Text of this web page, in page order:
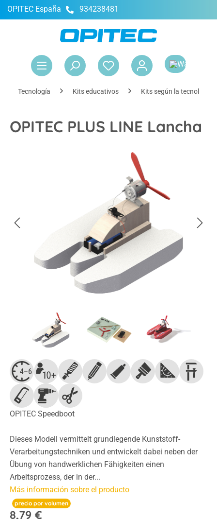
principal
OPITEC España 934238481
Tecnología Kits educativos Kits según la tecnología
OPITEC PLUS LINE Lancha
OPITEC Speedboot
Dieses Modell vermittelt grundlegende Kunststoff-
Verarbeitungstechniken und entwickelt dabei neben der
Übung von handwerklichen Fähigkeiten einen
Arbeitsprozess, der in der...
Más información sobre el producto
precio por volumen
8,79 €